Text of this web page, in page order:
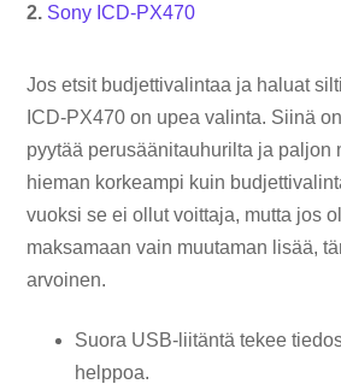
2. Sony ICD-PX470
Jos etsit budjettivalintaa ja haluat
ICD-PX470 on upea valinta. Siinä
pyytää perusäänitauhurilta ja paljon
hieman korkeampi kuin
vuoksi se ei ollut voittaja, mutta jos
maksamaan vain muutaman lisää,
arvoinen.
Suora USB-liitäntä tekee
helppoa.